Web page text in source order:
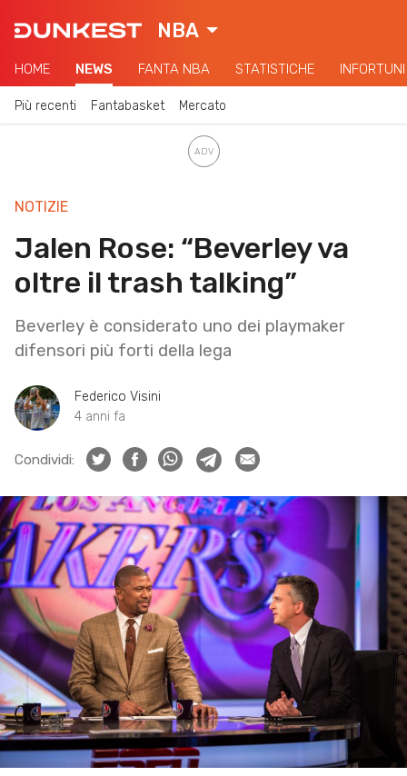
NBA
HOME NEWS FANTA NBA STATISTICHE INFORTUNI
Più recenti Fantabasket Mercato
NOTIZIE
Jalen Rose: “Beverley va
oltre il trash talking”
Beverley è considerato uno dei playmaker
difensori più forti della lega
Federico Visini
4 anni fa
Condividi: